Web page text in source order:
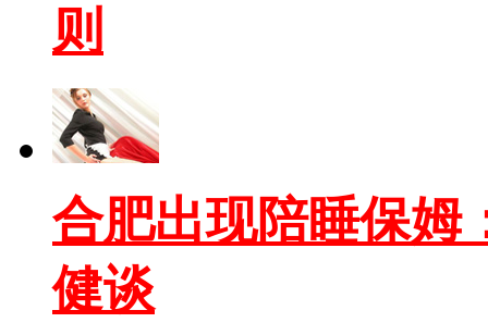
则
合肥出现陪睡保姆
健谈